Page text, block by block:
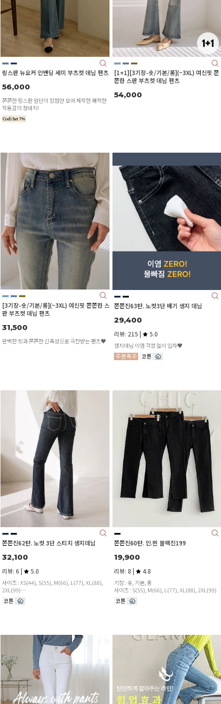
링스판 뉴요커 인밴딩 세미 부츠컷 데님 팬츠
56,000
쫀쫀한 링스판 원단의 장점만 모아 제작한 쾌적한
착용감의 청바지!
[1+1][3기장-숏/기본/롱](~3XL) 여신핏 쫀
쫀한 스판 부츠컷 데님 팬츠
54,000
[3기장-숏/기본/롱](~3XL) 여신핏 쫀쫀한 스
판 부츠컷 데님 팬츠
31,500
완벽한 핏과 쫀쫀한 신축성으로 극찬받는 팬츠♥
쫀쫀진63탄. 노컷3단 배기 생지 데님
29,400
리뷰: 215 | 5.0
생지데님 이염 걱정 없이 입자♥
쫀쫀진62탄. 노컷 3단 스티치 생지데님
32,100
리뷰: 6 | 5.0
사이즈 : XS(44), S(55), M(66), L(77), XL(88),
2XL(99)
기장 : 숏, 기본, 롱
쫀쫀진60탄. 인.찐 블랙진199
19,900
리뷰: 8 | 4.8
기장 : 숏, 기본, 롱
사이즈 : S(55), M(66), L(77), XL(88), 2XL(99)